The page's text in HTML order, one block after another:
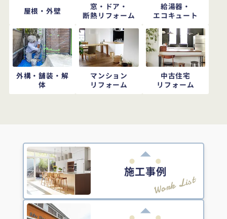
屋根・外壁
窓・ドア・
断熱リフォーム
給湯器・
エコキュート
外構・舗装・解
体
マンション
リフォーム
中古住宅
リフォーム
施工事例
Work List